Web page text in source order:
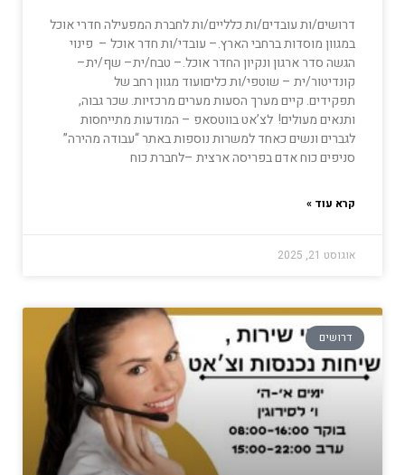
דרושים/ות עובדים/ות כלליים/ות לחברת המפעילה חדרי אוכל
במגוון מוסדות ברחבי הארץ.– עובדי/ות חדר אוכל – פינוי
הגשה סדר ארגון ונקיון החדר אוכל.– טבח/ית– שף/ית–
קונדיטור/ית – שוטפי/ות כליםועוד מגוון רחב של
תפקידים. קיים מערך הסעות מערים מרכזיות. שכר גבוה,
ותנאים מעולים! לצ’אט בווטסאפ – המודעות מתייחסות
לגברים ונשים כאחד למשרות נוספות באתר “עבודה מהירה”
סניפים כוח אדם בפריסה ארצית –לחברת כוח
קרא עוד »
אוגוסט 21, 2025
דרושים